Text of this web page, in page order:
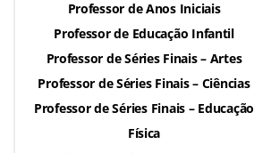
Professor de Anos Iniciais
Professor de Educação Infantil
Professor de Séries Finais – Artes
Professor de Séries Finais – Ciências
Professor de Séries Finais – Educação
Física